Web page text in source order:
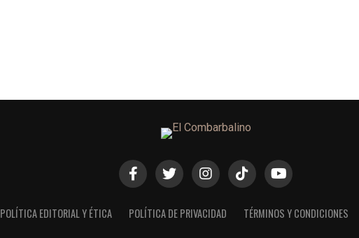
POLÍTICA EDITORIAL Y ÉTICA POLÍTICA DE PRIVACIDAD TÉRMINOS Y CONDICIONES